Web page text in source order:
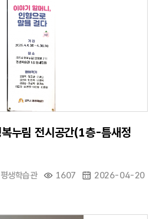
누림 전시공간(1층-틈새정
평생학습관 1607 2026-04-20